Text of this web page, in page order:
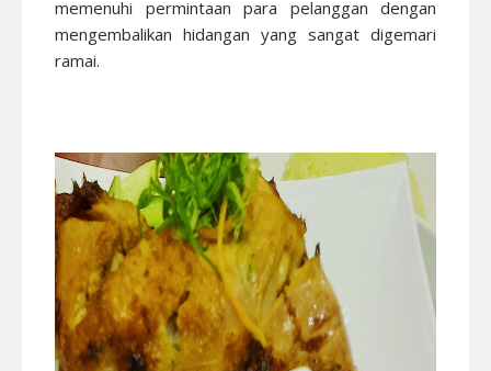
memenuhi permintaan para pelanggan dengan
mengembalikan hidangan yang sangat digemari
ramai.